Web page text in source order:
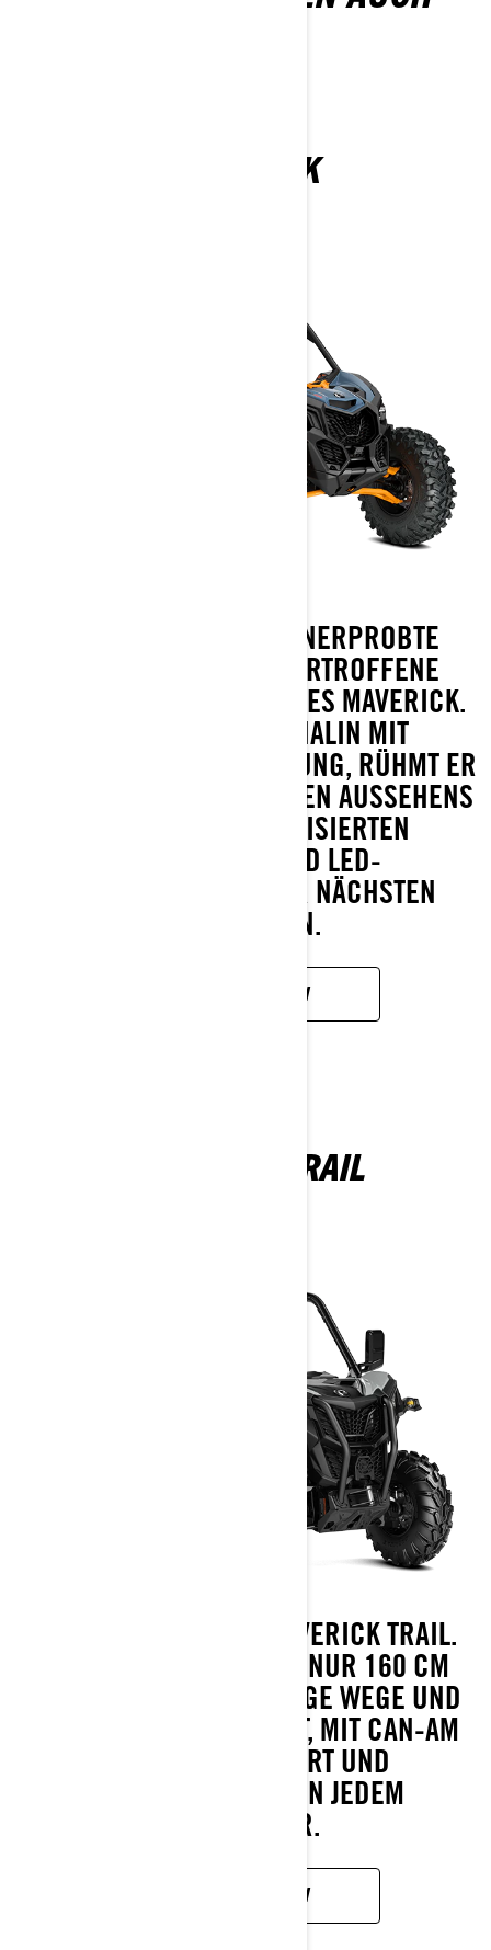
MAVERICK
ERLEBEN SIE DIE RENNERPROBTE
LEISTUNG UND UNÜBERTROFFENE
STRAPAZIERFÄHIGKEIT DES MAVERICK.
GEBAUT FÜR ADRENALIN MIT
TURBOGELADENER LEISTUNG, RÜHMT ER
SICH EINES VERBESSERTEN AUSSEHENS
MIT EINER MODERNISIERTEN
FRONTPARTIE UND LED-
SCHEINWERFERN DER NÄCHSTEN
GENERATION.
MEHR ERFAHREN
MAVERICK TRAIL
ERKUNDEN SIE DEN MAVERICK TRAIL.
MIT EINER BREITE VON NUR 160 CM
(62,5 IN.) IST ES FÜR ENGE WEGE UND
LANGE FAHRTEN GEBAUT, MIT CAN-AM
LEISTUNG, KOMFORT UND
ZUVERLÄSSIGKEIT IN JEDEM
ZENTIMETER.
MEHR ERFAHREN